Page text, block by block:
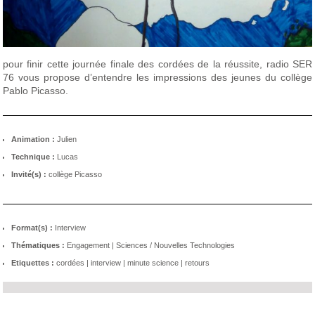
pour finir cette journée finale des cordées de la réussite, radio SER
76 vous propose d’entendre les impressions des jeunes du collège
Pablo Picasso.
Animation : Julien
Technique : Lucas
Invité(s) : collège Picasso
Format(s) : Interview
Thématiques : Engagement | Sciences / Nouvelles Technologies
Etiquettes : cordées | interview | minute science | retours